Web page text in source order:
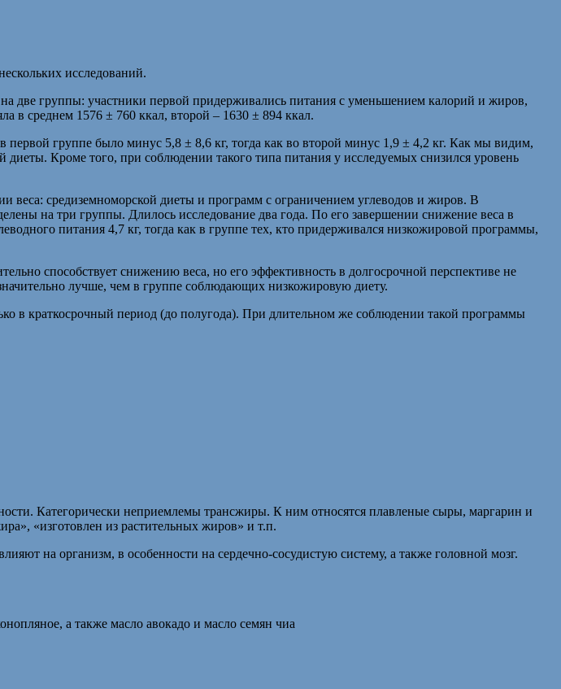
исследований.
две группы: участники первой придерживались питания с уменьшением калорий и жиров,
в среднем 1576 ± 760 ккал, второй – 1630 ± 894 ккал.
группе было минус 5,8 ± 8,6 кг, тогда как во второй минус 1,9 ± 4,2 кг. Как мы видим,
Кроме того, при соблюдении такого типа питания у исследуемых снизился уровень
веса: средиземноморской диеты и программ с ограничением углеводов и жиров. В
на три группы. Длилось исследование два года. По его завершении снижение веса в
питания 4,7 кг, тогда как в группе тех, кто придерживался низкожировой программы,
способствует снижению веса, но его эффективность в долгосрочной перспективе не
лучше, чем в группе соблюдающих низкожировую диету.
в краткосрочный период (до полугода). При длительном же соблюдении такой программы
Категорически неприемлемы трансжиры. К ним относятся плавленые сыры, маргарин и
«изготовлен из растительных жиров» и т.п.
на организм, в особенности на сердечно-сосудистую систему, а также головной мозг.
а также масло авокадо и масло семян чиа